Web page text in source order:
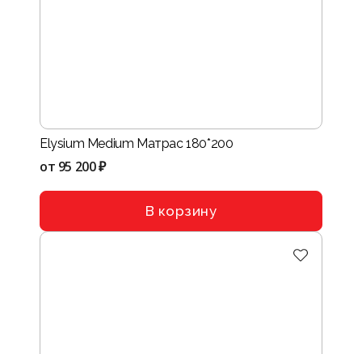
Elysium Medium Матрас 180*200
от 95 200 ₽
В корзину